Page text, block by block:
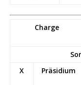
Charge
X
Präsidium